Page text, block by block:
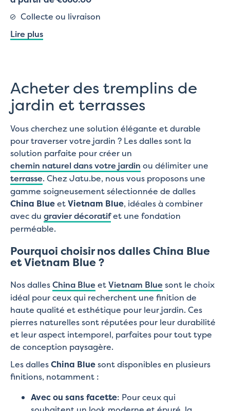
Collecte ou livraison
Lire plus
Acheter des tremplins de
jardin et terrasses
Vous cherchez une solution élégante et durable
pour traverser votre jardin ? Les dalles sont la
solution parfaite pour créer un
chemin naturel dans votre jardin ou délimiter une
terrasse. Chez Jatu.be, nous vous proposons une
gamme soigneusement sélectionnée de dalles
China BlueetVietnam Blue, idéales à combiner
avec du gravier décoratifet une fondation
perméable.
Pourquoi choisir nos dalles China Blue
et Vietnam Blue ?
Nos dallesChina Blue etVietnam Blue sont le choix
idéal pour ceux qui recherchent une finition de
haute qualité et esthétique pour leur jardin. Ces
pierres naturelles sont réputées pour leur durabilité
et leur aspect intemporel, parfaites pour tout type
de conception paysagère.
Les dallesChina Bluesont disponibles en plusieurs
finitions, notamment :
Avec ou sans facette: Pour ceux qui